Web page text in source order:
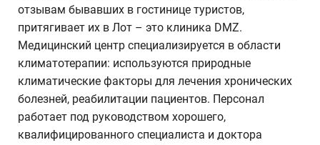
отзывам бывавших в гостинице туристов,
притягивает их в Лот – это клиника DMZ.
Медицинский центр специализируется в области
климатотерапии: используются природные
климатические факторы для лечения хронических
болезней, реабилитации пациентов. Персонал
работает под руководством хорошего,
квалифицированного специалиста и доктора